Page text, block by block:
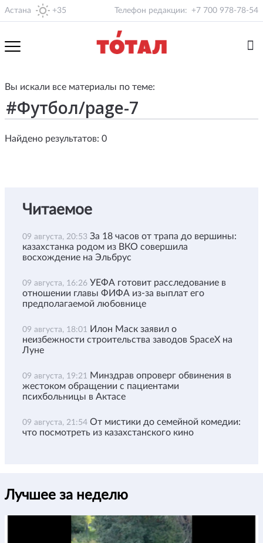
Астана +35 Телефон редакции: +7 700 978-78-54
Вы искали все материалы по теме:
Найдено результатов: 0
Читаемое
09 августа, 20:53 За 18 часов от трапа до вершины:
казахстанка родом из ВКО совершила
восхождение на Эльбрус
09 августа, 16:26 УЕФА готовит расследование в
отношении главы ФИФА из-за выплат его
предполагаемой любовнице
09 августа, 18:01 Илон Маск заявил о
неизбежности строительства заводов SpaceX на
Луне
09 августа, 19:21 Минздрав опроверг обвинения в
жестоком обращении с пациентами
психбольницы в Актасе
09 августа, 21:54 От мистики до семейной комедии:
что посмотреть из казахстанского кино
Лучшее за неделю